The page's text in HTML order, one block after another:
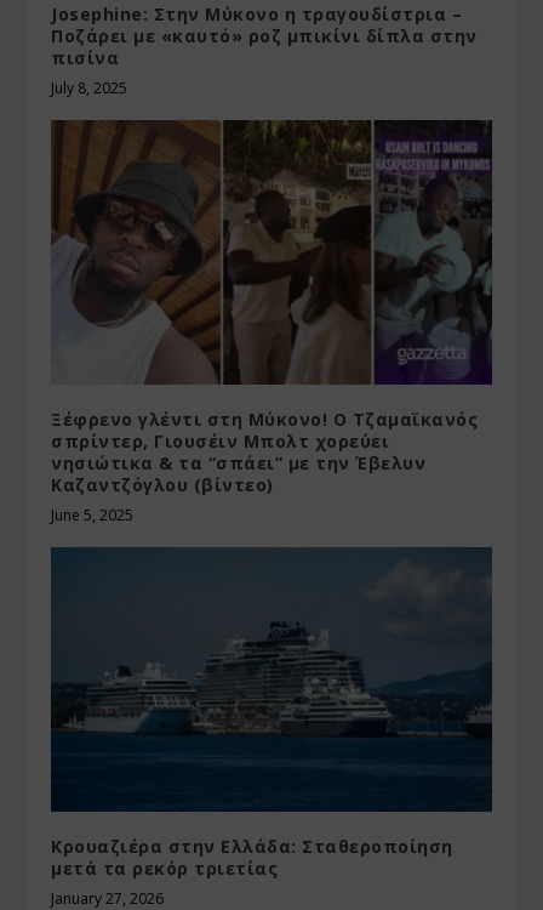
Josephine: Στην Μύκονο η τραγουδίστρια –
Ποζάρει με «καυτό» ροζ μπικίνι δίπλα στην
πισίνα
July 8, 2025
Ξέφρενο γλέντι στη Μύκονο! Ο Τζαμαϊκανός
σπρίντερ, Γιουσέιν Μπολτ χορεύει
νησιώτικα & τα “σπάει” με την Έβελυν
Καζαντζόγλου (βίντεο)
June 5, 2025
Κρουαζιέρα στην Ελλάδα: Σταθεροποίηση
μετά τα ρεκόρ τριετίας
January 27, 2026